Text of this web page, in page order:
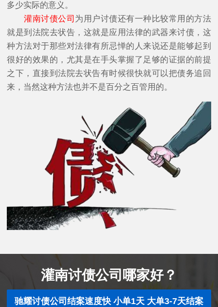
多少实际的意义。
灌南讨债公司 为用户讨债还有一种比较常用的方法
就是到法院去状告，这就是应用法律的武器来讨债，这
种方法对于那些对法律有所忌惮的人来说还是能够起到
很好的效果的，尤其是在手头掌握了足够的证据的前提
之下，直接到法院去状告有时候很快就可以把债务追回
来，当然这种方法也并不是百分之百管用的。
灌南讨债公司哪家好？
驰耀讨债公司结案速度快 小单1天 大单3-7天结案